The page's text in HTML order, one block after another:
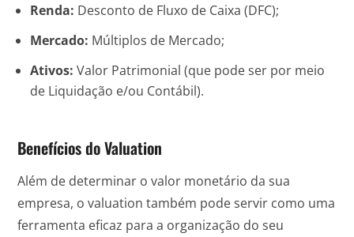
Renda: Desconto de Fluxo de Caixa (DFC);
Mercado: Múltiplos de Mercado;
Ativos: Valor Patrimonial (que pode ser por meio
de Liquidação e/ou Contábil).
Benefícios do Valuation
Além de determinar o valor monetário da sua
empresa, o valuation também pode servir como uma
ferramenta eficaz para a organização do seu